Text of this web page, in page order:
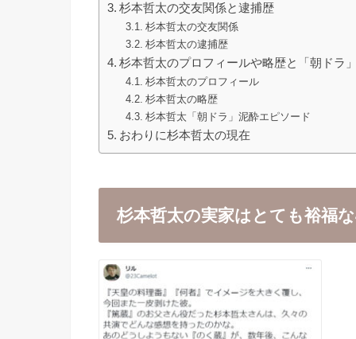
杉本哲太の交友関係と逮捕歴
杉本哲太の交友関係
杉本哲太の逮捕歴
杉本哲太のプロフィールや略歴と「朝ドラ
杉本哲太のプロフィール
杉本哲太の略歴
杉本哲太「朝ドラ」泥酔エピソード
おわりに杉本哲太の現在
杉本哲太の実家はとても裕福